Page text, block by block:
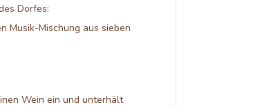
Dorfes:
Musik-Mischung aus sieben
Wein ein und unterhält